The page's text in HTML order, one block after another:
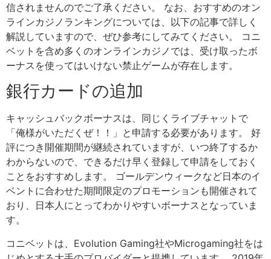
信されませんのでご了承ください。 なお、おすすめのオン
ラインカジノランキングについては、以下の記事で詳しく
解説していますので、ぜひ参考にしてみてください。 コニ
ベットを含め多くのオンラインカジノでは、受け取ったボ
ーナスを使ってはいけない禁止ゲームが存在します。
銀行カードの追加
キャッシュバックボーナスは、同じくライブチャットで
「俺様がいただくぜ！！」と申請する必要があります。 好
評につき開催期間が継続されていますが、いつ終了するか
わからないので、できるだけ早く登録して申請をしておく
ことをおすすめします。 ゴールデンウィークなど日本のイ
ベントに合わせた期間限定のプロモーションも開催されて
おり、日本人にとってわかりやすいボーナスとなっていま
す。
コニベットは、Evolution Gaming社やMicrogaming社をは